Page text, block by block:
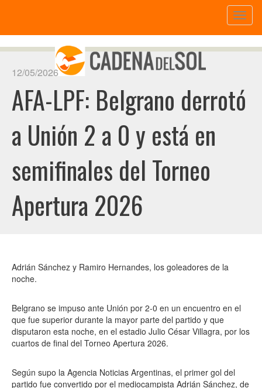
12/05/2026
AFA-LPF: Belgrano derrotó
a Unión 2 a 0 y está en
semifinales del Torneo
Apertura 2026
Adrián Sánchez y Ramiro Hernandes, los goleadores de la
noche.
Belgrano se impuso ante Unión por 2-0 en un encuentro en el
que fue superior durante la mayor parte del partido y que
disputaron esta noche, en el estadio Julio César Villagra, por los
cuartos de final del Torneo Apertura 2026.
Según supo la Agencia Noticias Argentinas, el primer gol del
partido fue convertido por el mediocampista Adrián Sánchez, de